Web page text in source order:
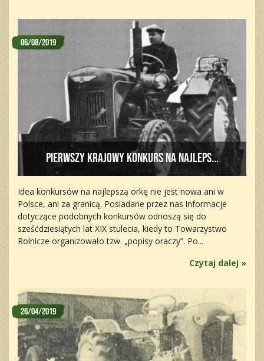
Pierwszy krajowy konkurs na najleps...
06/08/2019
Idea konkursów na najlepszą orkę nie jest nowa ani w
Polsce, ani za granicą. Posiadane przez nas informacje
dotyczące podobnych konkursów odnoszą się do
sześćdziesiątych lat XIX stulecia, kiedy to Towarzystwo
Rolnicze organizowało tzw. „popisy oraczy”. Po...
Czytaj dalej »
26/04/2019